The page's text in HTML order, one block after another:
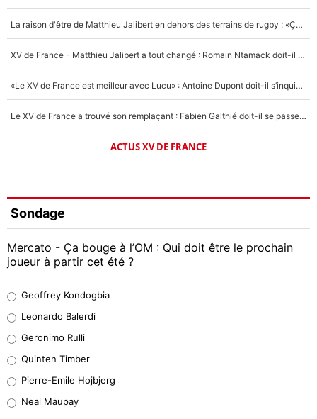
La raison d'être de Matthieu Jalibert en dehors des terrains de rugby : «Ça m'atteint autant que si tu touches à un membre de ma famille»
XV de France - Matthieu Jalibert a tout changé : Romain Ntamack doit-il s’inquiéter pour sa place à un an de la Coupe du monde ?
«Le XV de France est meilleur avec Lucu» : Antoine Dupont doit-il s’inquiéter pour sa place ?
Le XV de France a trouvé son remplaçant : Fabien Galthié doit-il se passer d'Antoine Dupont ?
ACTUS XV DE FRANCE
Sondage
Mercato - Ça bouge à l’OM : Qui doit être le prochain
joueur à partir cet été ?
38%
32%
4%
Geoffrey Kondogbia
Leonardo Balerdi
Geronimo Rulli
Quinten Timber
Pierre-Emile Hojbjerg
Neal Maupay